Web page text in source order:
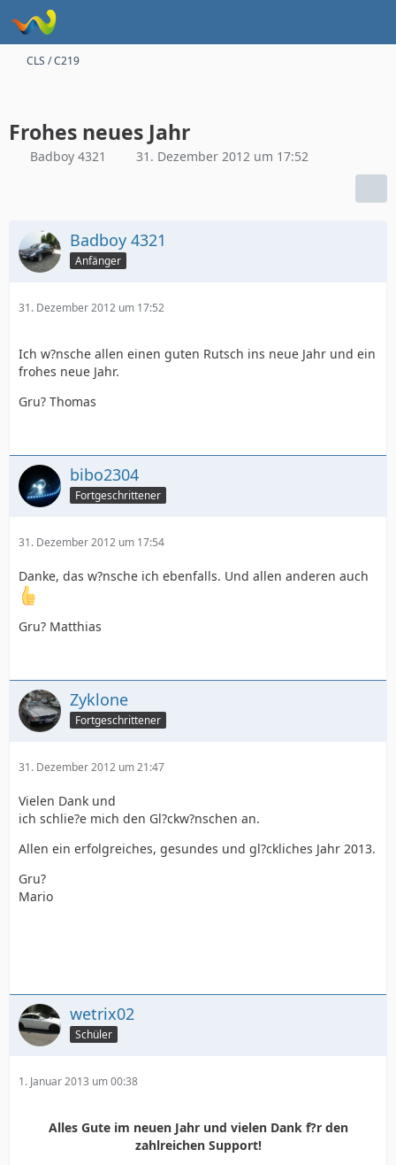
CLS / C219
Frohes neues Jahr
Badboy 4321 31. Dezember 2012 um 17:52
Badboy 4321
Anfänger
31. Dezember 2012 um 17:52
Ich w?nsche allen einen guten Rutsch ins neue Jahr und ein
frohes neue Jahr.
Gru? Thomas
bibo2304
Fortgeschrittener
31. Dezember 2012 um 17:54
Danke, das w?nsche ich ebenfalls. Und allen anderen auch
Gru? Matthias
Zyklone
Fortgeschrittener
31. Dezember 2012 um 21:47
Vielen Dank und
ich schlie?e mich den Gl?ckw?nschen an.
Allen ein erfolgreiches, gesundes und gl?ckliches Jahr 2013.
Gru?
Mario
wetrix02
Schüler
1. Januar 2013 um 00:38
Alles Gute im neuen Jahr und vielen Dank f?r den
zahlreichen Support!